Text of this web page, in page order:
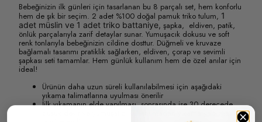
Bebeğinizin ilk günleri için tasarlanan bu 8 parçalı set, hem konforlu
hem de şık bir seçim. 2 adet %100 doğal pamuk triko tulum, 1
adet müslin ve 1 adet triko battaniye, şapka, eldiven, patik,
önlük parçalarıyla zarif detaylar sunar. Yumuşacık dokusu ve soft
renk tonlarıyla bebeğinizin cildine dosttur. Düğmeli ve kruvaze
bağlamalı tasarımı pratiklik sağlarken, eldiven, çorap ve sevimli
şapkası seti tamamlar. Hem günlük kullanım hem de özel anılar için
ideal!
Ürünün daha uzun süreli kullanılabilmesi için aşağıdaki
yıkama talimatlarına uyulması önerilir
İilk yıkamanın elde yapılması, sonrasında ise 30 derecede